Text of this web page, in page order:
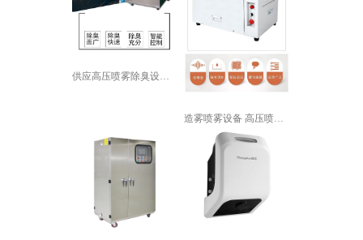
供应高压喷雾除臭设备 工厂车间除味支...
造雾喷雾设备 高压喷雾机 餐厅降温 ...